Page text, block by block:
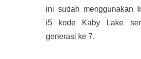
ini sudah menggunakan
i5 kode Kaby Lake
generasi ke 7.